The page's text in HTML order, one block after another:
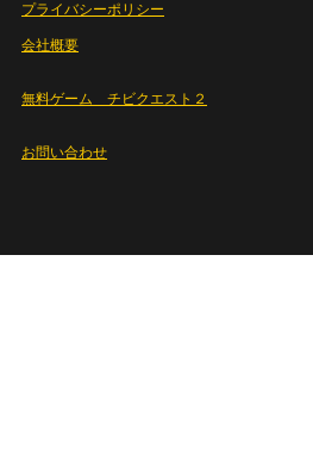
プライバシーポリシー
会社概要
無料ゲーム チビクエスト２
お問い合わせ